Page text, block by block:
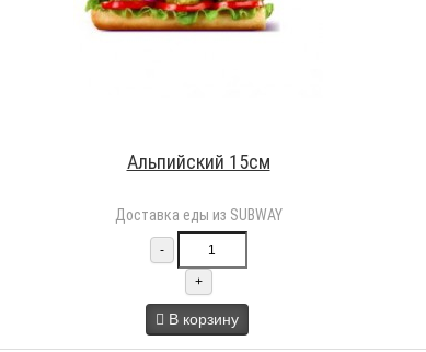
Альпийский 15см
Доставка еды из SUBWAY
-
+
В корзину